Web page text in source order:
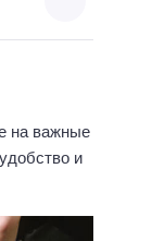
на важные
и